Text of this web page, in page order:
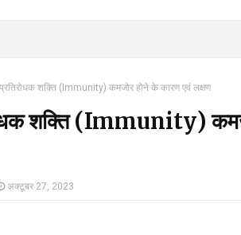
प्रतिरोधक शक्ति (Immunity) कमजोर होने के कारण एवं लक्षण
शक्ति (Immunity)
अक्टूबर 27, 2023